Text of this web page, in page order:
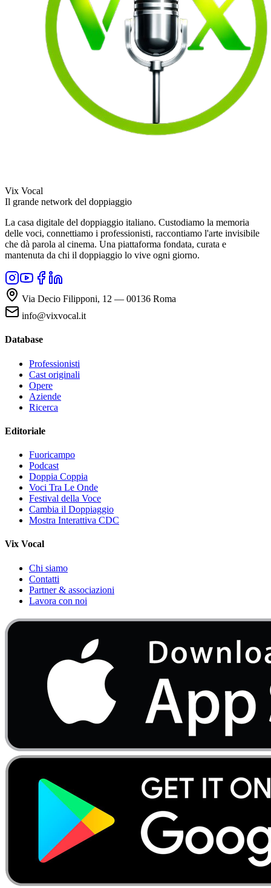
Vix Vocal
Il grande network del doppiaggio
La casa digitale del doppiaggio italiano. Custodiamo la memoria
delle voci, connettiamo i professionisti, raccontiamo l'arte invisibile
che dà parola al cinema. Una piattaforma fondata, curata e
mantenuta da chi il doppiaggio lo vive ogni giorno.
Via Decio Filipponi, 12 — 00136 Roma
info@vixvocal.it
Database
Professionisti
Cast originali
Opere
Aziende
Ricerca
Editoriale
Fuoricampo
Podcast
Doppia Coppia
Voci Tra Le Onde
Festival della Voce
Cambia il Doppiaggio
Mostra Interattiva CDC
Vix Vocal
Chi siamo
Contatti
Partner & associazioni
Lavora con noi